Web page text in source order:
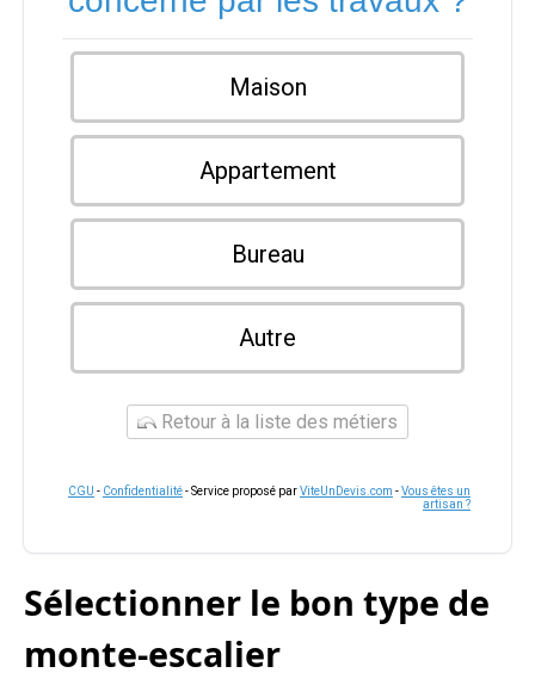
Maison
Appartement
Bureau
Autre
Retour à la liste des métiers
CGU - Confidentialité- Service proposé parViteUnDevis.com -Vous êtes un
artisan ?
Sélectionner le bon type de
monte-escalier